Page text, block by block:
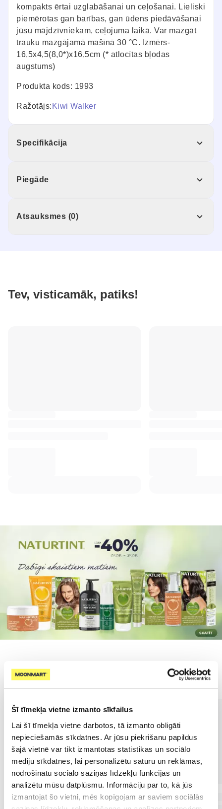
Šī tīmekļa vietne izmanto sīkfailus
Lai šī tīmekļa vietne darbotos, tā izmanto obligāti
nepieciešamās sīkdatnes. Ar jūsu piekrišanu papildus
šajā vietnē var tikt izmantotas statistikas un sociālo
mediju sīkdatnes, lai personalizētu saturu un reklāmas,
nodrošinātu sociālo saziņas līdzekļu funkcijas un
analizētu mūsu datplūsmu. Informāciju par to, kā jūs
izmantojat šo vietni, mēs kopīgojam ar saviem sociālās
kompakts ērtai uzglabāšanai un ceļošanai. Lieliski
piemērotas gan barības, gan ūdens piedāvāšanai
jūsu mājdzīvniekam, ceļojuma laikā. Var mazgāt
trauku mazgājamā mašīnā 30 °C. Izmērs-
16,5x4,5(8,0*)x16,5cm (* atlocītas bļodas
augstums)
Produkta kods: 1993
Ražotājs: Kiwi Walker
Specifikācija
Piegāde
Atsauksmes (0)
Tev, visticamāk, patiks!
Populārākie kategorijā